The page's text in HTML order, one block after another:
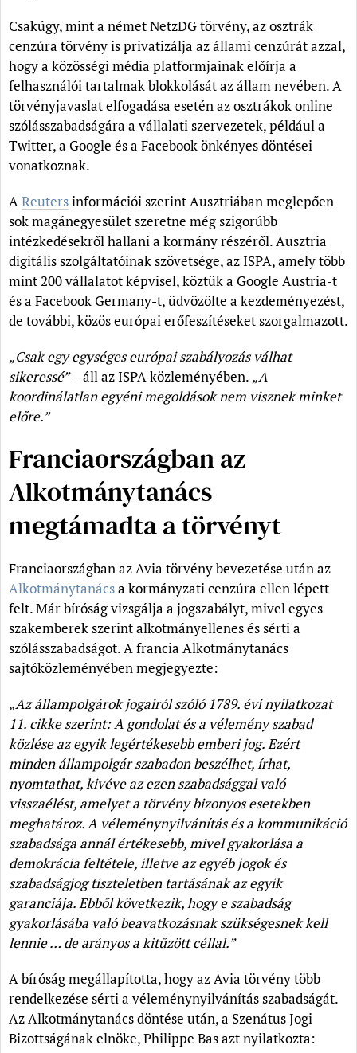
Csakúgy, mint a német NetzDG törvény, az osztrák
cenzúra törvény is privatizálja az állami cenzúrát azzal,
hogy a közösségi média platformjainak előírja a
felhasználói tartalmak blokkolását az állam nevében. A
törvényjavaslat elfogadása esetén az osztrákok online
szólásszabadságára a vállalati szervezetek, például a
Twitter, a Google és a Facebook önkényes döntései
vonatkoznak.
AReutersinformációi szerint Ausztriában meglepően
sok magánegyesület szeretne még szigorúbb
intézkedésekről hallani a kormány részéről. Ausztria
digitális szolgáltatóinak szövetsége, az ISPA, amely több
mint 200 vállalatot képvisel, köztük a Google Austria-t
és a Facebook Germany-t, üdvözölte a kezdeményezést,
de további, közös európai erőfeszítéseket szorgalmazott.
„Csak egy egységes európai szabályozás válhat
sikeressé”– áll az ISPA közleményében. „A
koordinálatlan egyéni megoldások nem visznek minket
előre.”
Franciaországban az
Alkotmánytanács
megtámadta a törvényt
Franciaországban az Avia törvény bevezetése után az
Alkotmánytanácsa kormányzati cenzúra ellen lépett
felt. Már bíróság vizsgálja a jogszabályt, mivel egyes
szakemberek szerint alkotmányellenes és sérti a
szólásszabadságot. A francia Alkotmánytanács
sajtóközleményében megjegyezte:
„Az állampolgárok jogairól szóló 1789. évi nyilatkozat
11. cikke szerint: A gondolat és a vélemény szabad
közlése az egyik legértékesebb emberi jog. Ezért
minden állampolgár szabadon beszélhet, írhat,
nyomtathat, kivéve az ezen szabadsággal való
visszaélést, amelyet a törvény bizonyos esetekben
meghatároz. A véleménynyilvánítás és a kommunikáció
szabadsága annál értékesebb, mivel gyakorlása a
demokrácia feltétele, illetve az egyéb jogok és
szabadságjog tiszteletben tartásának az egyik
garanciája. Ebből következik, hogy e szabadság
gyakorlásába való beavatkozásnak szükségesnek kell
lennie … dearányos a kitűzött céllal.”
A bíróság megállapította, hogy az Avia törvény több
rendelkezése sérti a véleménynyilvánítás szabadságát.
Az Alkotmánytanács döntése után, a Szenátus Jogi
Bizottságának elnöke, Philippe Bas azt nyilatkozta: